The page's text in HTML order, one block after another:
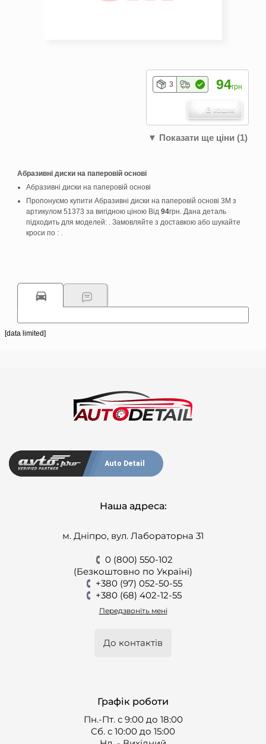
Абразивні диски на паперовій основі
Абразивні диски на паперовій основі
Пропонуємо купити Абразивні диски на паперовій основі 3M з
артикулом 51373 за вигідною ціною Від 94грн. Дана деталь
підходить для моделей: . Замовляйте з доставкою або шукайте
кроси по : .
3 94грн
В кошик
▼ Показати ще ціни (1)
[data limited]
Auto Detail
Наша адреса:
м. Дніпро, вул. Лабораторна 31
0 (800) 550-102
(Безкоштовно по Україні)
+380 (97) 052-50-55
+380 (68) 402-12-55
Передзвоніть мені
До контактів
Графік роботи
Пн.-Пт. с 9:00 до 18:00
Cб. с 10:00 до 15:00